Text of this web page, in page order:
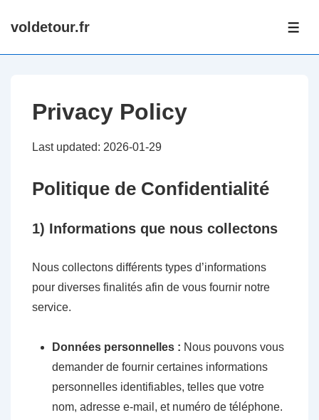
Skipvoldetour.fr
Privacy Policy
Last updated: 2026-01-29
Politique de Confidentialité
1) Informations que nous collectons
Nous collectons différents types d’informations
pour diverses finalités afin de vous fournir notre
service.
Données personnelles : Nous pouvons vous
demander de fournir certaines informations
personnelles identifiables, telles que votre
nom, adresse e-mail, et numéro de téléphone.